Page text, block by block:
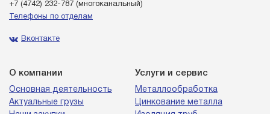
+7 (4742) 232-787 (многоканальный)
Телефоны по отделам
Вконтакте
О компании
Основная деятельность
Актуальные грузы
Услуги и сервис
Металлообработка
Цинкование металла